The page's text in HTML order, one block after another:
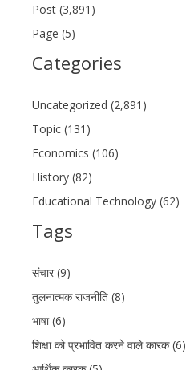
Post (3,891)
Page (5)
Categories
Uncategorized (2,891)
Topic (131)
Economics (106)
History (82)
Educational Technology (62)
Tags
संचार (9)
तुलनात्मक राजनीति (8)
भाषा (6)
शिक्षा को प्रभावित करने वाले कारक (6)